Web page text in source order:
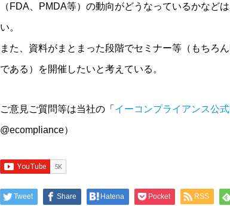
（FDA、PMDA等）の動向がどうなっているかなど
い。
また、資料がまとまった段階でセミナー等（もちろ
である）を開催したいと考えている。
ご意見ご質問等は当社の「 イーコンプライアンス公
@ecompliance）
Tweet Share Hatena Pocket RSS